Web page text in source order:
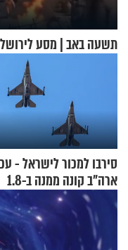
תשעה באב | מסע
סירבו למכור לישראל -
ארה"ב קונה ממנה ב-1.8
מיליארד דולר